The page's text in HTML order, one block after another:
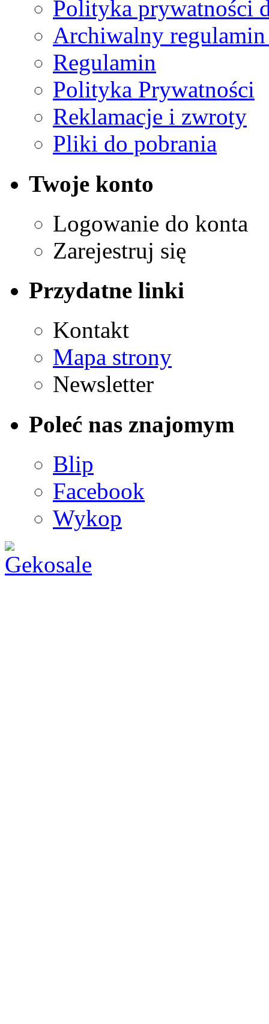
Polityka prywatności
Archiwalny
Regulamin
Polityka Prywatności
Reklamacje i zwroty
Pliki do pobrania
Twoje konto
Logowanie do konta
Zarejestruj się
Przydatne linki
Kontakt
Mapa strony
Newsletter
Poleć nas znajomym
Blip
Facebook
Wykop